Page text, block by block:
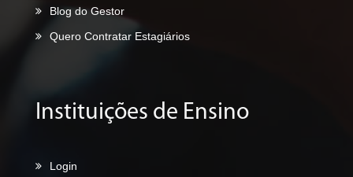
Blog do Gestor
Quero Contratar Estagiários
Instituições de Ensino
Login